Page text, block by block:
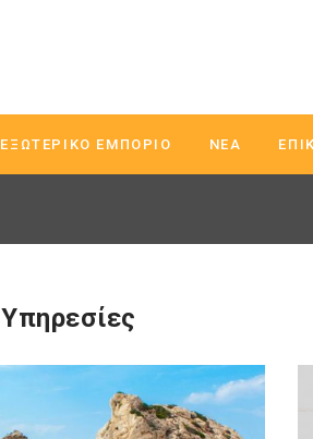
ΕΞΩΤΕΡΙΚΌ ΕΜΠΌΡΙΟ ΝΈΑ
Υπηρεσίες